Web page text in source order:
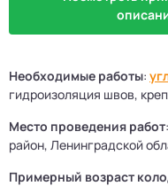
Необходимые работы:
гидроизоляция швов,
Место проведения работ
район, Ленинградской
Примерный возраст